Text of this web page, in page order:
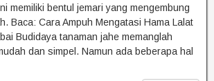
memiliki bentul jemari yang mengembung
Baca: Cara Ampuh Mengatasi Hama Lalat
Budidaya tanaman jahe memanglah
dan simpel. Namun ada beberapa hal